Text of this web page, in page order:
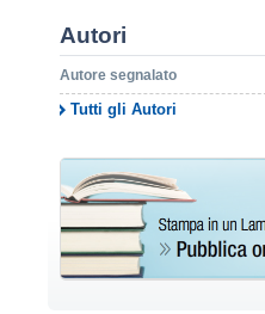
Autori
Autore segnalato
Tutti gli Autori